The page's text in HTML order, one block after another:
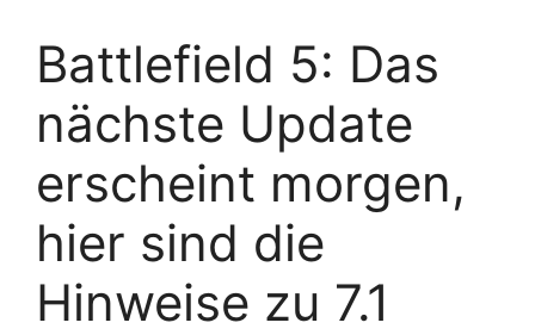
Battlefield 5: Das
nächste Update
erscheint morgen,
hier sind die
Hinweise zu 7.1